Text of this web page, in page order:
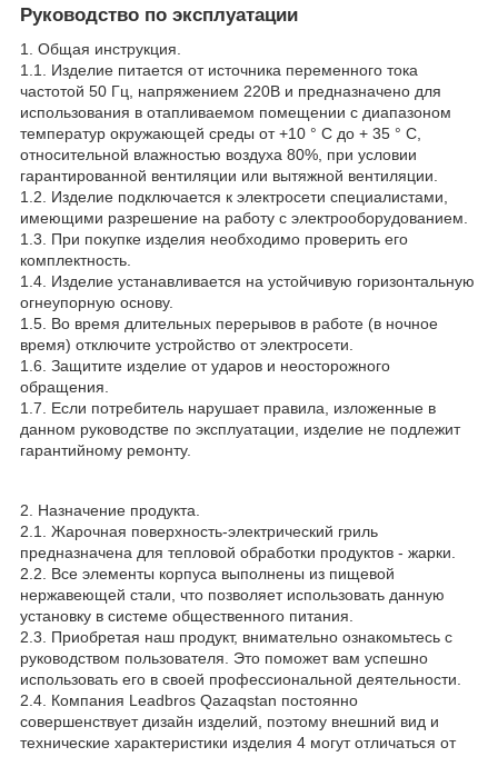
Руководство по эксплуатации
1. Общая инструкция.
1.1. Изделие питается от источника переменного тока
частотой 50 Гц, напряжением 220В и предназначено для
использования в отапливаемом помещении с диапазоном
температур окружающей среды от +10 ° С до + 35 ° С,
относительной влажностью воздуха 80%, при условии
гарантированной вентиляции или вытяжной вентиляции.
1.2. Изделие подключается к электросети специалистами,
имеющими разрешение на работу с электрооборудованием.
1.3. При покупке изделия необходимо проверить его
комплектность.
1.4. Изделие устанавливается на устойчивую горизонтальную
огнеупорную основу.
1.5. Во время длительных перерывов в работе (в ночное
время) отключите устройство от электросети.
1.6. Защитите изделие от ударов и неосторожного
обращения.
1.7. Если потребитель нарушает правила, изложенные в
данном руководстве по эксплуатации, изделие не подлежит
гарантийному ремонту.
2. Назначение продукта.
2.1. Жарочная поверхность-электрический гриль
предназначена для тепловой обработки продуктов - жарки.
2.2. Все элементы корпуса выполнены из пищевой
нержавеющей стали, что позволяет использовать данную
установку в системе общественного питания.
2.3. Приобретая наш продукт, внимательно ознакомьтесь с
руководством пользователя. Это поможет вам успешно
использовать его в своей профессиональной деятельности.
2.4. Компания Leadbros Qazaqstan постоянно
совершенствует дизайн изделий, поэтому внешний вид и
технические характеристики изделия 4 могут отличаться от